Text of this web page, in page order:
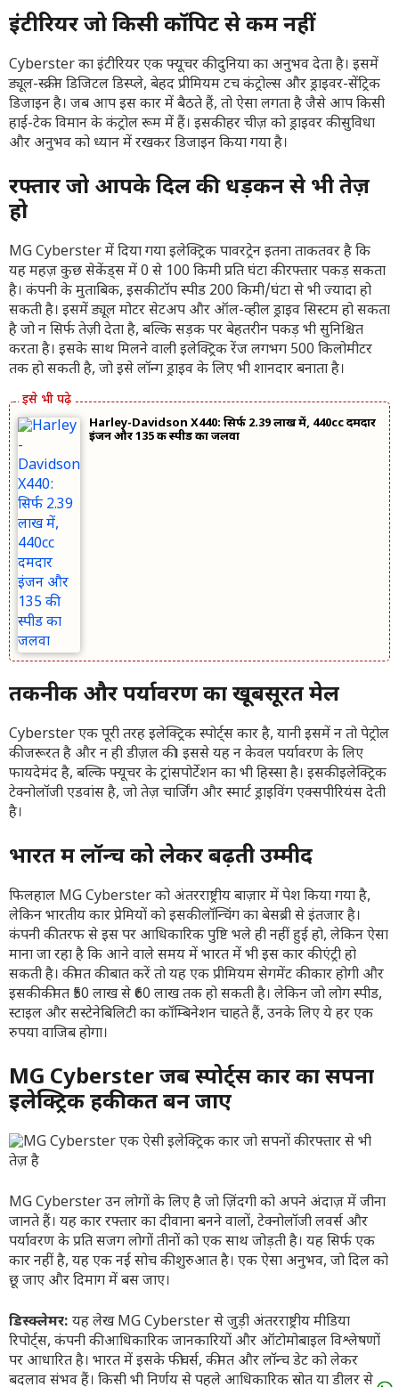
इंटीरियर जो किसी कॉपिट से कम नहीं
Cyberster का इंटीरियर एक फ्यूचर की दुनिया का अनुभव देता है। इसमें
ड्यूल-स्क्रीन डिजिटल डिस्प्ले, बेहद प्रीमियम टच कंट्रोल्स और ड्राइवर-सेंट्रिक
डिजाइन है। जब आप इस कार में बैठते हैं, तो ऐसा लगता है जैसे आप किसी
हाई-टेक विमान के कंट्रोल रूम में हैं। इसकी हर चीज़ को ड्राइवर की सुविधा
और अनुभव को ध्यान में रखकर डिजाइन किया गया है।
रफ्तार जो आपके दिल की धड़कन से भी तेज़
हो
MG Cyberster में दिया गया इलेक्ट्रिक पावरट्रेन इतना ताकतवर है कि
यह महज़ कुछ सेकेंड्स में 0 से 100 किमी प्रति घंटा की रफ्तार पकड़ सकता
है। कंपनी के मुताबिक, इसकी टॉप स्पीड 200 किमी/घंटा से भी ज्यादा हो
सकती है। इसमें ड्यूल मोटर सेटअप और ऑल-व्हील ड्राइव सिस्टम हो सकता
है जो न सिर्फ तेज़ी देता है, बल्कि सड़क पर बेहतरीन पकड़ भी सुनिश्चित
करता है। इसके साथ मिलने वाली इलेक्ट्रिक रेंज लगभग 500 किलोमीटर
तक हो सकती है, जो इसे लॉन्ग ड्राइव के लिए भी शानदार बनाता है।
Harley-Davidson X440: सिर्फ 2.39 लाख में, 440cc दमदार
इंजन और 135 की स्पीड का जलवा
तकनीक और पर्यावरण का खूबसूरत मेल
Cyberster एक पूरी तरह इलेक्ट्रिक स्पोर्ट्स कार है, यानी इसमें न तो पेट्रोल
की जरूरत है और न ही डीज़ल की। इससे यह न केवल पर्यावरण के लिए
फायदेमंद है, बल्कि फ्यूचर के ट्रांसपोर्टेशन का भी हिस्सा है। इसकी इलेक्ट्रिक
टेक्नोलॉजी एडवांस है, जो तेज़ चार्जिंग और स्मार्ट ड्राइविंग एक्सपीरियंस देती
है।
भारत में लॉन्च को लेकर बढ़ती उम्मीदें
फिलहाल MG Cyberster को अंतरराष्ट्रीय बाज़ार में पेश किया गया है,
लेकिन भारतीय कार प्रेमियों को इसकी लॉन्चिंग का बेसब्री से इंतजार है।
कंपनी की तरफ से इस पर आधिकारिक पुष्टि भले ही नहीं हुई हो, लेकिन ऐसा
माना जा रहा है कि आने वाले समय में भारत में भी इस कार की एंट्री हो
सकती है। कीमत की बात करें तो यह एक प्रीमियम सेगमेंट की कार होगी और
इसकी कीमत ₹50 लाख से ₹60 लाख तक हो सकती है। लेकिन जो लोग स्पीड,
स्टाइल और सस्टेनेबिलिटी का कॉम्बिनेशन चाहते हैं, उनके लिए ये हर एक
रुपया वाजिब होगा।
MG Cyberster जब स्पोर्ट्स कार का सपना
इलेक्ट्रिक हकीकत बन जाए
MG Cyberster उन लोगों के लिए है जो ज़िंदगी को अपने अंदाज़ में जीना
जानते हैं। यह कार रफ्तार का दीवाना बनने वालों, टेक्नोलॉजी लवर्स और
पर्यावरण के प्रति सजग लोगों तीनों को एक साथ जोड़ती है। यह सिर्फ एक
कार नहीं है, यह एक नई सोच की शुरुआत है। एक ऐसा अनुभव, जो दिल को
छू जाए और दिमाग में बस जाए।
डिस्क्लेमर: यह लेख MG Cyberster से जुड़ी अंतरराष्ट्रीय मीडिया
रिपोर्ट्स, कंपनी की आधिकारिक जानकारियों और ऑटोमोबाइल विश्लेषणों
पर आधारित है। भारत में इसके फीचर्स, कीमत और लॉन्च डेट को लेकर
बदलाव संभव हैं। किसी भी निर्णय से पहले आधिकारिक स्रोत या डीलर से